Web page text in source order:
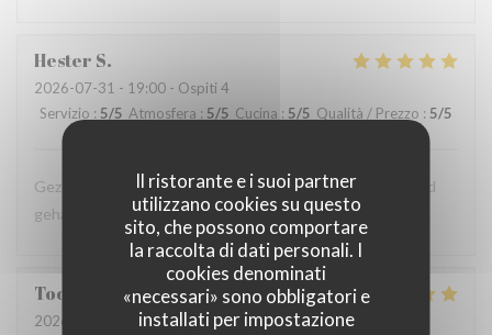
Il ristorante e i suoi partner
utilizzano cookies su questo
sito, che possono comportare
la raccolta di dati personali. I
cookies denominati
«necessari» sono obbligatori e
installati per impostazione
Hester S
2026-07-31 - 19:00 - Ospiti 4
Servizio : 5/5 Atmosfera : 5/5 Cucina : 5/5 Qualità / Prezzo : 5/5
Gezellig zitten, lekker gegeten, kortom een heerlijke avond
gehad!
Toos
2026-07-30
- 13:00 - Ospiti 2